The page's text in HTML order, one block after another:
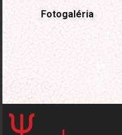
Fotogaléria